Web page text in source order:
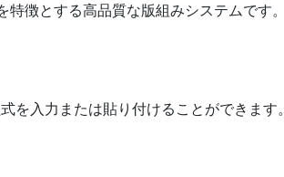
徴とする高品質な版組みシステムです。
を入力または貼り付けることができます。